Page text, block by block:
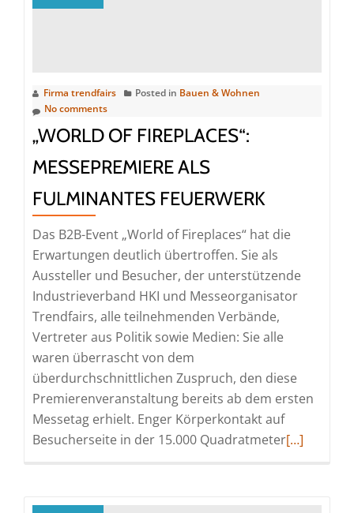
Firma trendfairs Posted in Bauen & Wohnen
No comments
„WORLD OF FIREPLACES“:
MESSEPREMIERE ALS
FULMINANTES FEUERWERK
Das B2B-Event „World of Fireplaces“ hat die
Erwartungen deutlich übertroffen. Sie als
Aussteller und Besucher, der unterstützende
Industrieverband HKI und Messeorganisator
Trendfairs, alle teilnehmenden Verbände,
Vertreter aus Politik sowie Medien: Sie alle
waren überrascht von dem
überdurchschnittlichen Zuspruch, den diese
Premierenveranstaltung bereits ab dem ersten
Messetag erhielt. Enger Körperkontakt auf
Besucherseite in der 15.000 QuadratmeterRead
[…]